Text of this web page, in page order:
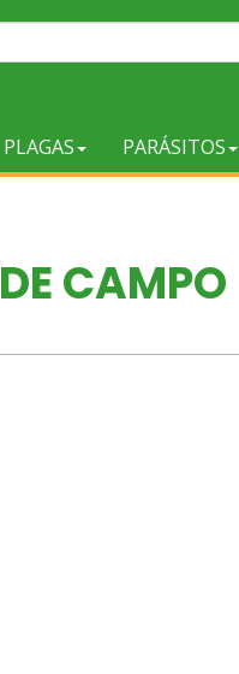
PLAGAS PARÁSITOS
CAMPO